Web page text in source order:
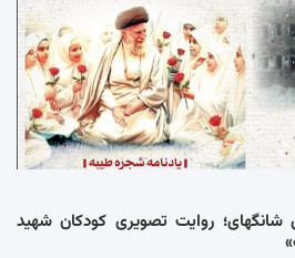
شانگهای؛ روایت تصویری کودکان شهید